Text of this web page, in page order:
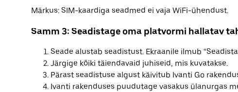
Märkus: SIM-kaardiga seadmed ei vaja WiFi-ühendust.
Samm 3: Seadistage oma platvormi hallatav
Seade alustab seadistust. Ekraanile ilmub
Järgige kõiki täiendavaid juhiseid, mis kuvatakse.
Pärast seadistuse algust käivitub Ivanti Go
Ivanti rakenduses puudutage vasakus ülanurgas